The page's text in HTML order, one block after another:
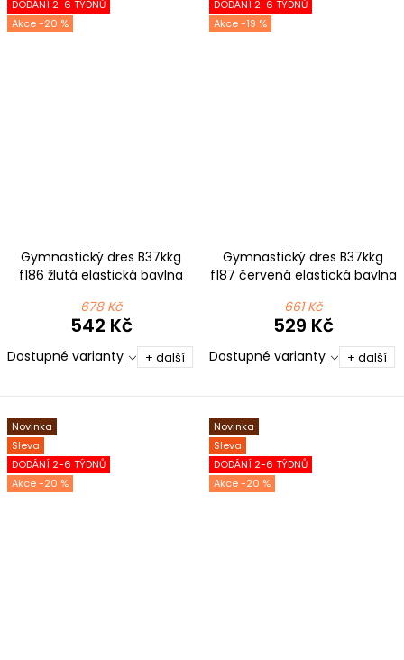
DODÁNÍ 2-6 TÝDNŮ
-20 %
Gymnastický dres B37kkg
f186 žlutá elastická bavlna
678 Kč
542 Kč
Dostupné varianty + další
DODÁNÍ 2-6 TÝDNŮ
-19 %
Gymnastický dres B37kkg
f187 červená elastická bavlna
661 Kč
529 Kč
Dostupné varianty + další
Novinka
Sleva
DODÁNÍ 2-6 TÝDNŮ
-20 %
Novinka
Sleva
DODÁNÍ 2-6 TÝDNŮ
-20 %